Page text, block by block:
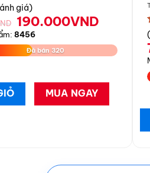
giá)
Giá
gốc
là:
250.000VND.
190.000VNDGiá
tại
là:
8456
Đã bán 320
MUA NGAY